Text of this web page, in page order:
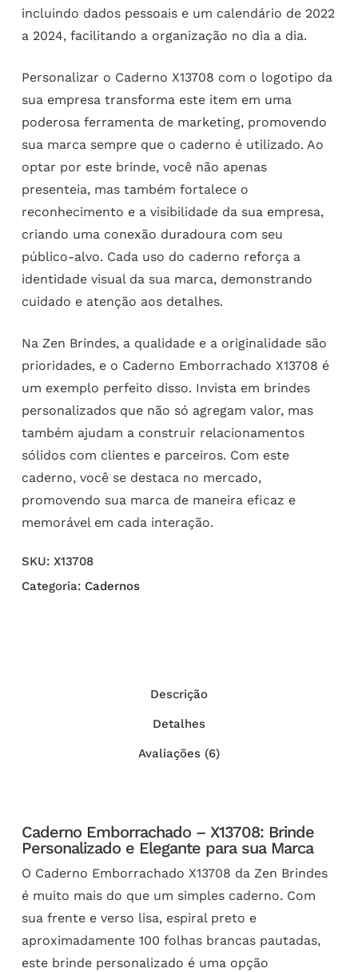
incluindo dados pessoais e um calendário de 2022
a 2024, facilitando a organização no dia a dia.
Personalizar o Caderno X13708 com o logotipo da
sua empresa transforma este item em uma
poderosa ferramenta de marketing, promovendo
sua marca sempre que o caderno é utilizado. Ao
optar por este brinde, você não apenas
presenteia, mas também fortalece o
reconhecimento e a visibilidade da sua empresa,
criando uma conexão duradoura com seu
público-alvo. Cada uso do caderno reforça a
identidade visual da sua marca, demonstrando
cuidado e atenção aos detalhes.
Na Zen Brindes, a qualidade e a originalidade são
prioridades, e o Caderno Emborrachado X13708 é
um exemplo perfeito disso. Invista em brindes
personalizados que não só agregam valor, mas
também ajudam a construir relacionamentos
sólidos com clientes e parceiros. Com este
caderno, você se destaca no mercado,
promovendo sua marca de maneira eficaz e
memorável em cada interação.
SKU: X13708
Categoria: Cadernos
Descrição
Detalhes
Avaliações (6)
Caderno Emborrachado – X13708: Brinde
Personalizado e Elegante para sua Marca
O Caderno Emborrachado X13708 da Zen Brindes
é muito mais do que um simples caderno. Com
sua frente e verso lisa, espiral preto e
aproximadamente 100 folhas brancas pautadas,
este brinde personalizado é uma opção